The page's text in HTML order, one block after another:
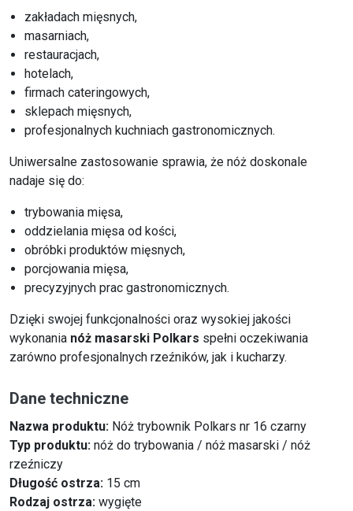
zakładach mięsnych,
masarniach,
restauracjach,
hotelach,
firmach cateringowych,
sklepach mięsnych,
profesjonalnych kuchniach gastronomicznych.
Uniwersalne zastosowanie sprawia, że nóż doskonale
nadaje się do:
trybowania mięsa,
oddzielania mięsa od kości,
obróbki produktów mięsnych,
porcjowania mięsa,
precyzyjnych prac gastronomicznych.
Dzięki swojej funkcjonalności oraz wysokiej jakości
wykonania nóż masarski Polkars spełni oczekiwania
zarówno profesjonalnych rzeźników, jak i kucharzy.
Dane techniczne
Nazwa produktu: Nóż trybownik Polkars nr 16 czarny
Typ produktu: nóż do trybowania / nóż masarski / nóż
rzeźniczy
Długość ostrza: 15 cm
Rodzaj ostrza: wygięte